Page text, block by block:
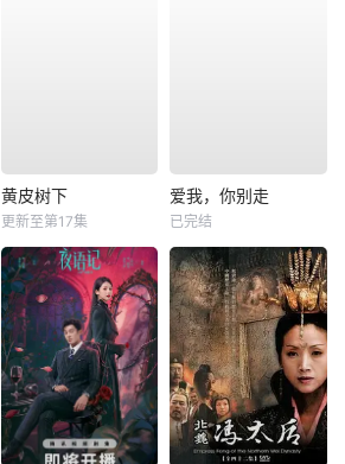
黄皮树下
更新至第17集
爱我，你别走
已完结